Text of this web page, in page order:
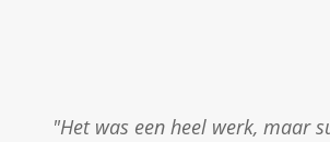
"Het was een heel werk, maar